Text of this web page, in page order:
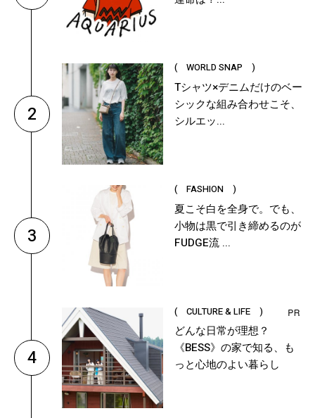
2
( WORLD SNAP )
Tシャツ×デニムだけのベー
シックな組み合わせこそ、
シルエッ...
3
( FASHION )
夏こそ白を全身で。でも、
小物は黒で引き締めるのが
FUDGE流 ...
4
( CULTURE & LIFE )
どんな日常が理想？
《BESS》の家で知る、も
っと心地のよい暮らし